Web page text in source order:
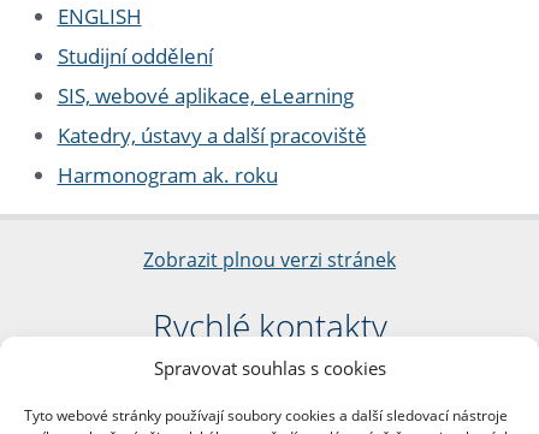
Spravovat souhlas s cookies
Tyto webové stránky používají soubory cookies a další sledovací nástroje
ENGLISH
Studijní oddělení
SIS, webové aplikace, eLearning
Katedry, ústavy a další pracoviště
Harmonogram ak. roku
Zobrazit plnou verzi stránek
Rychlé kontakty
Filozofická fakulta
nám. Jana Palacha 1/2